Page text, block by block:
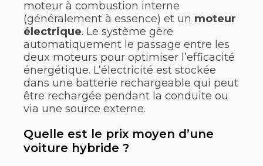
moteur à combustion interne
(généralement à essence) et un moteur
électrique. Le système gère
automatiquement le passage entre les
deux moteurs pour optimiser l’efficacité
énergétique. L’électricité est stockée
dans une batterie rechargeable qui peut
être rechargée pendant la conduite ou
via une source externe.
Quelle est le prix moyen d’une
voiture hybride ?